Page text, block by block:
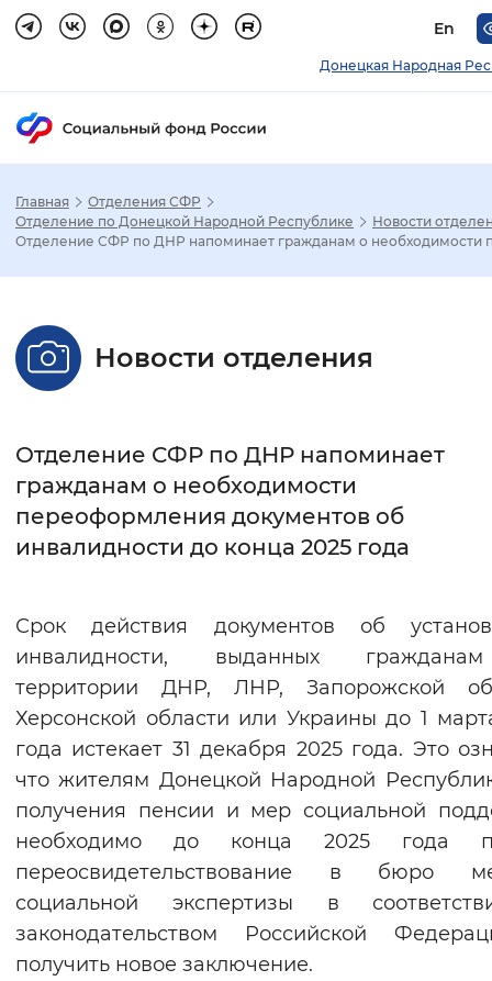
En
Донецкая Народная
Настройка режима отображения
Стандартный Увеличенный
Без засечек
Интервал между буквами
Цвет сайта
Монохромный Инверсивный
Синий фон
Изображения
Включены Выключены
Звуковой ассистент
Воспроизвести Остановить
Главная
Отделения СФР
Отделение по Донецкой Народной Республике
Новости
Отделение СФР по ДНР напоминает гражданам о необходимости
Новости отделения
Отделение СФР по ДНР напоминает
гражданам о необходимости
переоформления документов об
инвалидности до конца 2025 года
Срок действия документов об
инвалидности, выданных
территории ДНР, ЛНР, Запорожской
Херсонской области или Украины до 1
года истекает 31 декабря 2025 года. Это
что жителям Донецкой Народной
получения пенсии и мер социальной
необходимо до конца 2025 года
переосвидетельствование в бюро
социальной экспертизы в
законодательством Российской
получить новое заключение.